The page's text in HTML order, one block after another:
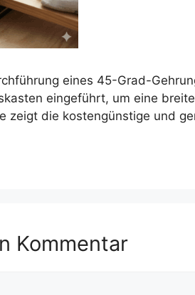
eines 45-Grad-
eingeführt, um eine
zeigt die kostengünstige und
Kommentar